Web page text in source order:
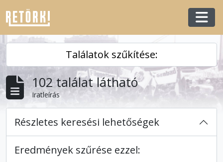
Skip to main content
Találatok szűkítése:
102 találat látható
Iratleírás
Részletes keresési lehetőségek
Eredmények szűrése ezzel: